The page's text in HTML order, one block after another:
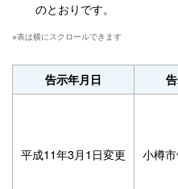
のとおりです。
告示年月日
平成11年3月1日変更 小樽